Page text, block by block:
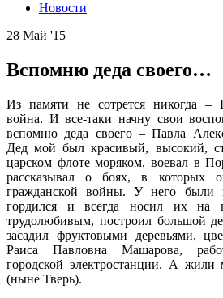
Новости
28 Май '15
Вспомню деда своего…
Из памяти не сотрется никогда –
война. И все-таки начну свои
вспомню деда своего – Павла
Дед мой был красивый, высокий,
царском флоте моряком, воевал в
рассказывал о боях, в которых
гражданской войны. У него были
гордился и всегда носил их на
трудолюбивым, построил большой
засадил фруктовыми деревьями,
Раиса Павловна Машарова,
городской электростанции. А
(ныне Тверь).